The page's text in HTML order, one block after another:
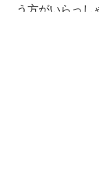
う方がいらっし